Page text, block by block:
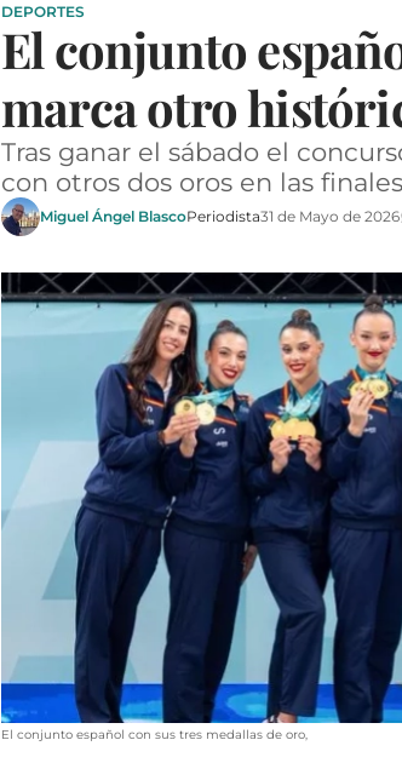
DEPORTES
El conjunto
marca otro
Tras ganar el sábado el
con otros dos oros en las
Miguel Ángel BlascoPeriodista31 de Mayo de 2026
El conjunto español con sus tres medallas de oro,